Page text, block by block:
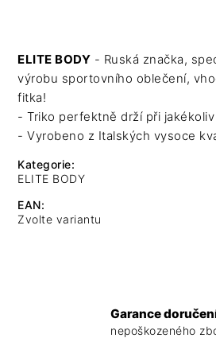
ELITE BODY - Ruská značka,
výrobu sportovního oblečení,
fitka!
- Triko perfektně drží při
- Vyrobeno z Italských vysoce
Kategorie:
ELITE BODY
EAN:
Zvolte variantu
Garance
nepoškozeného